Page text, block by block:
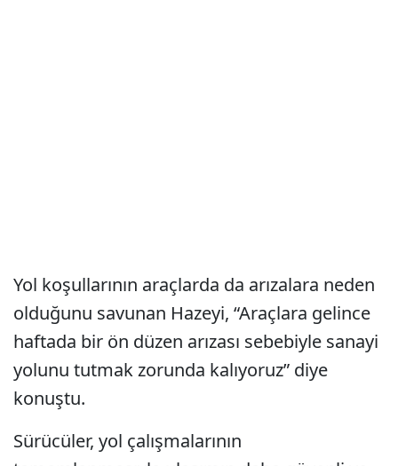
Yol koşullarının araçlarda da arızalara neden
olduğunu savunan Hazeyi, “Araçlara gelince
haftada bir ön düzen arızası sebebiyle sanayi
yolunu tutmak zorunda kalıyoruz” diye
konuştu.
Sürücüler, yol çalışmalarının